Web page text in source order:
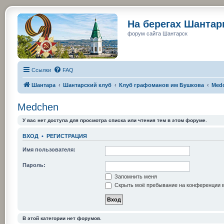
На берегах
форум сайта Шантарск
Ссылки FAQ
Шантара Шантарский клуб Клуб графоманов им Бушкова
Medchen
У вас нет доступа для просмотра списка или чтения тем в этом форуме.
ВХОД • РЕГИСТРАЦИЯ
Имя пользователя:
Пароль:
Запомнить меня
Скрыть моё пребывание на конференции
В этой категории нет форумов.